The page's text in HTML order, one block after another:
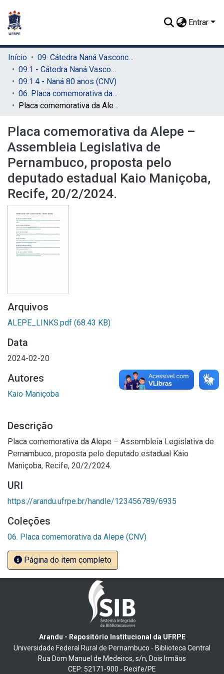
Entrar
Início
09. Cátedra Naná Vasconcelos (CNV)
09.1 - Cátedra Naná Vasconcelos (CNV)
09.1.4 - Naná 80 anos (CNV)
06. Placa comemorativa da Alepe (CNV)
Placa comemorativa da Alepe – Assembleia Legislativa de Pernambuco, proposta pelo deputado estadual Kaio Maniçoba, Recife, 20/2/2024.
Placa comemorativa da Alepe –
Assembleia Legislativa de
Pernambuco, proposta pelo
deputado estadual Kaio Maniçoba,
Recife, 20/2/2024.
Arquivos
ALEPE_LINKS.pdf (68.43 KB)
Data
2024-02-20
Autores
Kaio Maniçoba
Descrição
Placa comemorativa da Alepe – Assembleia Legislativa de
Pernambuco, proposta pelo deputado estadual Kaio
Maniçoba, Recife, 20/2/2024.
URI
https://arandu.ufrpe.br/handle/123456789/6935
Coleções
06. Placa comemorativa da Alepe (CNV)
Página do item completo
Arandu - Repositório Institucional da UFRPE
Universidade Federal Rural de Pernambuco - Biblioteca Central
Rua Dom Manuel de Medeiros, s/n, Dois Irmãos
CEP: 52171-900 - Recife/PE